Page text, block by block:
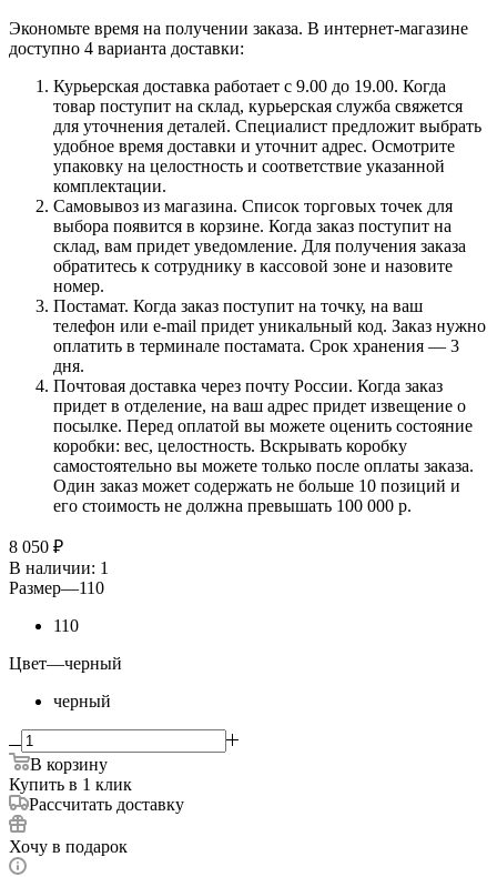
Экономьте время на получении заказа. В интернет-магазине
доступно 4 варианта доставки:
Курьерская доставка работает с 9.00 до 19.00. Когда
товар поступит на склад, курьерская служба свяжется
для уточнения деталей. Специалист предложит выбрать
удобное время доставки и уточнит адрес. Осмотрите
упаковку на целостность и соответствие указанной
комплектации.
Самовывоз из магазина. Список торговых точек для
выбора появится в корзине. Когда заказ поступит на
склад, вам придет уведомление. Для получения заказа
обратитесь к сотруднику в кассовой зоне и назовите
номер.
Постамат. Когда заказ поступит на точку, на ваш
телефон или e-mail придет уникальный код. Заказ нужно
оплатить в терминале постамата. Срок хранения — 3
дня.
Почтовая доставка через почту России. Когда заказ
придет в отделение, на ваш адрес придет извещение о
посылке. Перед оплатой вы можете оценить состояние
коробки: вес, целостность. Вскрывать коробку
самостоятельно вы можете только после оплаты заказа.
Один заказ может содержать не больше 10 позиций и
его стоимость не должна превышать 100 000 р.
8 050 ₽
В наличии: 1
Размер—110
110
Цвет—черный
черный
В корзину
Купить в 1 клик
Рассчитать доставку
Хочу в подарок